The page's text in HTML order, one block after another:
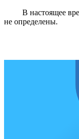
В настоящее
не определены.